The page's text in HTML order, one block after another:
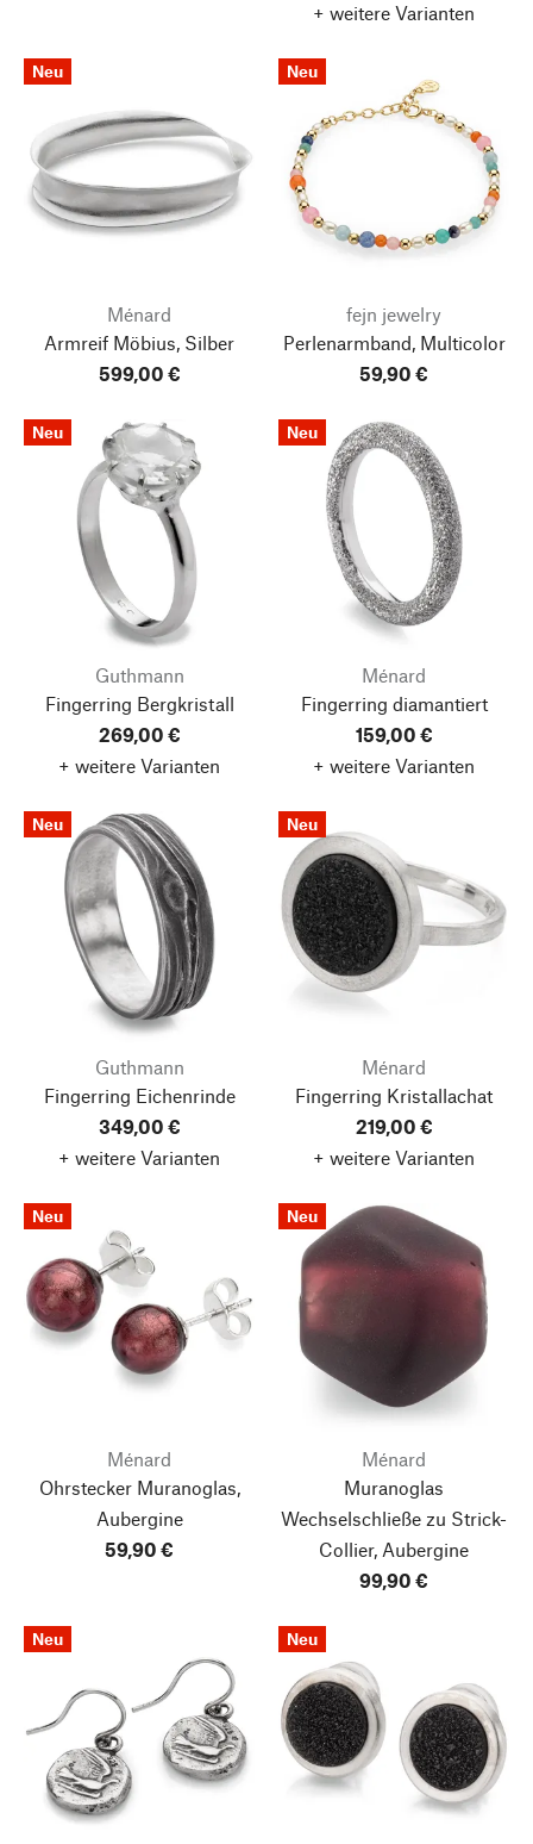
+ weitere Varianten
Neu
Ménard
Armreif Möbius, Silber
599,00 €
Neu
fejn jewelry
Perlenarmband, Multicolor
59,90 €
Neu
Guthmann
Fingerring Bergkristall
269,00 €
+ weitere Varianten
Neu
Ménard
Fingerring diamantiert
159,00 €
+ weitere Varianten
Neu
Guthmann
Fingerring Eichenrinde
349,00 €
+ weitere Varianten
Neu
Ménard
Fingerring Kristallachat
219,00 €
+ weitere Varianten
Neu
Ménard
Ohrstecker Muranoglas,
Aubergine
59,90 €
Neu
Ménard
Muranoglas
Wechselschließe zu Strick-
Collier, Aubergine
99,90 €
Neu Neu